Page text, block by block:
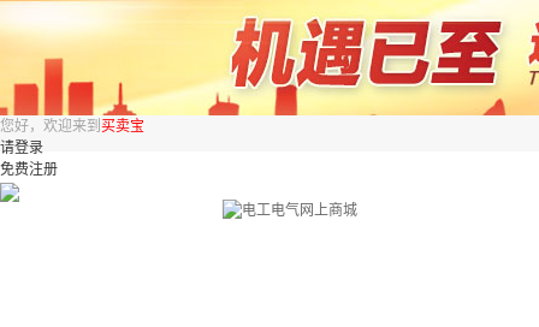
您好，欢迎来到 买卖宝
请登录
免费注册